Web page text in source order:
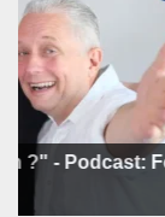
Folge 7